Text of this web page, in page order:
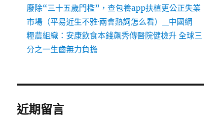
廢除“三十五歲門檻”，查包養app扶植更公正失業
市場（平易近生不雅·兩會熱詞怎么看）_中國網
糧農組織：安康飲食本錢飆秀傳醫院健檢升 全球三
分之一生齒無力負擔
近期留言